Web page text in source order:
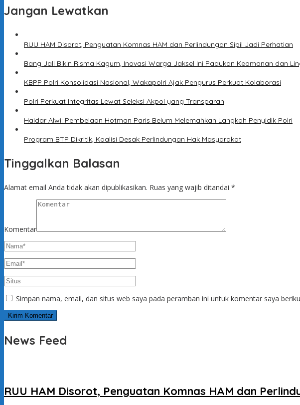
Jangan Lewatkan
RUU HAM Disorot, Penguatan Komnas HAM dan Perlindungan Sipil Jadi Perhatian
Bang Jali Bikin Risma Kagum, Inovasi Warga Jaksel Ini Padukan Keamanan dan
KBPP Polri Konsolidasi Nasional, Wakapolri Ajak Pengurus Perkuat Kolaborasi
Polri Perkuat Integritas Lewat Seleksi Akpol yang Transparan
Haidar Alwi: Pembelaan Hotman Paris Belum Melemahkan Langkah Penyidik Polri
Program BTP Dikritik, Koalisi Desak Perlindungan Hak Masyarakat
Tinggalkan Balasan
Alamat email Anda tidak akan dipublikasikan. Ruas yang wajib ditandai *
Komentar
Simpan nama, email, dan situs web saya pada peramban ini untuk komentar saya
News Feed
RUU HAM Disorot, Penguatan Komnas HAM dan